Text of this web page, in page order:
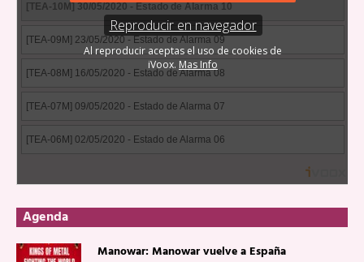
Agenda
Manowar: Manowar vuelve a España